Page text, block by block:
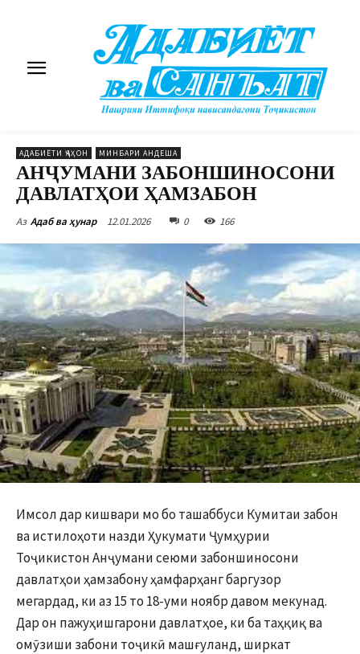
АДАБИЁТИ ҶАҲОН МИНБАРИ АНДЕША
АНҶУМАНИ ЗАБОНШИНОСОНИ
ДАВЛАТҲОИ ҲАМЗАБОН
Аз Адаб ва ҳунар 12.01.2026 0 166
Имсол дар кишвари мо бо ташаббуси Кумитаи забон
ва истилоҳоти назди Ҳукумати Ҷумҳурии
Тоҷикистон Анҷумани сеюми забоншиносони
давлатҳои ҳамзабону ҳамфарҳанг баргузор
мегардад, ки аз 15 то 18-уми ноябр давом мекунад.
Дар он пажуҳишгарони давлатҳое, ки ба таҳқиқ ва
омӯзиши забони тоҷикӣ машғуланд, ширкат